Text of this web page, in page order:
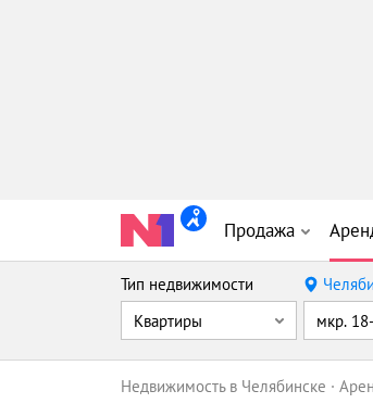
Продажа
Тип недвижимости
Квартиры
мкр.
Недвижимость в Челябинске